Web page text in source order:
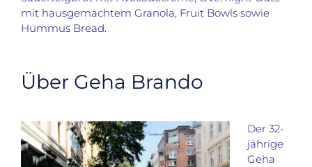
mit hausgemachtem Granola, Fruit Bowls sowie
Hummus Bread.
Über Geha Brando
Der 32-
jährige
Geha